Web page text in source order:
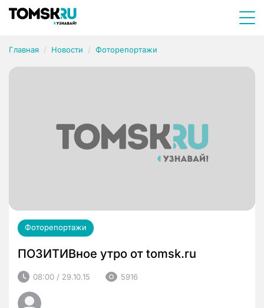
Главная Новости Фоторепортажи
Фоторепортажи
ПОЗИТИВное утро от tomsk.ru
08:00 / 29.10.15 5916